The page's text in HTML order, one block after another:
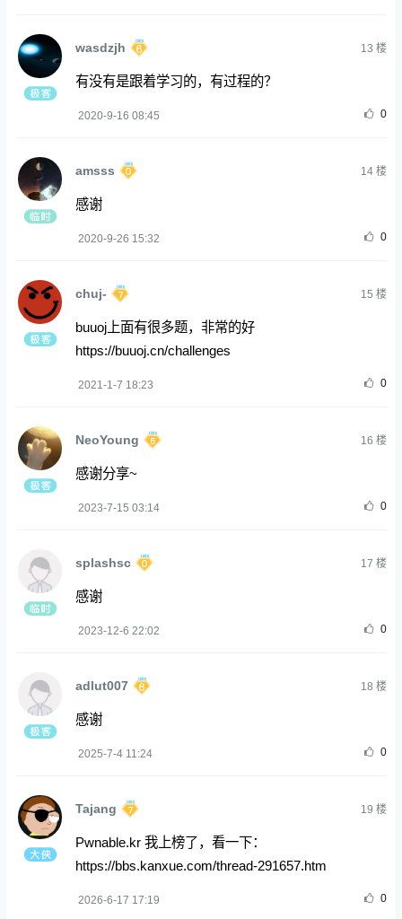
wasdzjh 13 楼
有没有是跟着学习的，有过程的？
2020-9-16 08:45 0
amsss 14楼
感谢
2020-9-26 15:32 0
chuj- 15 楼
buuoj上面有很多题，非常的好
https://buuoj.cn/challenges
2021-1-7 18:23 0
NeoYoung 16 楼
感谢分享~
2023-7-15 03:14 0
splashsc 17 楼
感谢
2023-12-6 22:02 0
adlut007 18 楼
感谢
2025-7-4 11:24 0
Tajang 19 楼
Pwnable.kr 我上榜了，看一下：
https://bbs.kanxue.com/thread-291657.htm
2026-6-17 17:19 0